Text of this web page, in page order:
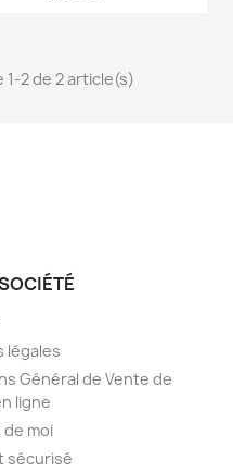
1-2 de 2 article(s)
légales
Général de Vente de
ligne
moi
sécurisé